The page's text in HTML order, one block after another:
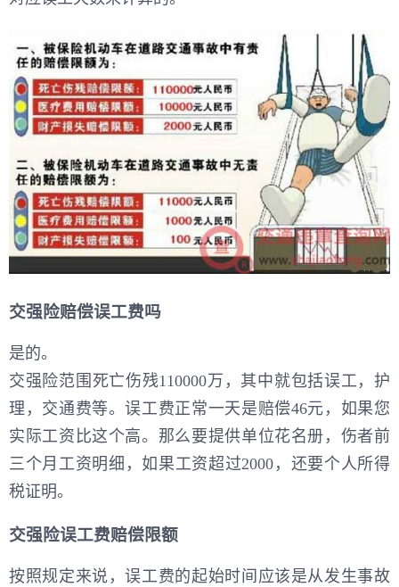
交强险赔偿误工费吗
是的。
交强险范围死亡伤残110000万，其中就包括误工，护
理，交通费等。误工费正常一天是赔偿46元，如果您
实际工资比这个高。那么要提供单位花名册，伤者前
三个月工资明细，如果工资超过2000，还要个人所得
税证明。
交强险误工费赔偿限额
按照规定来说，误工费的起始时间应该是从发生事故